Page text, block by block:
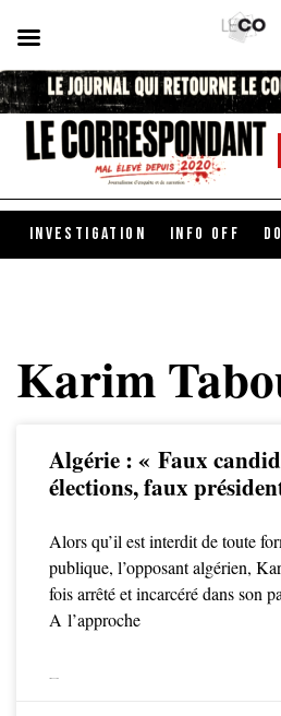
INVESTIGATION INFO OFF
Karim
Algérie : « Faux
élections, faux
Alors qu’il est interdit de toute
publique, l’opposant algérien,
fois arrêté et incarcéré dans son
A l’approche